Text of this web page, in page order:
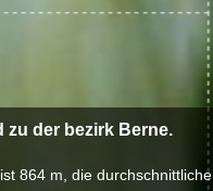
zu der bezirk Berne.
864 m, die durchschnittliche